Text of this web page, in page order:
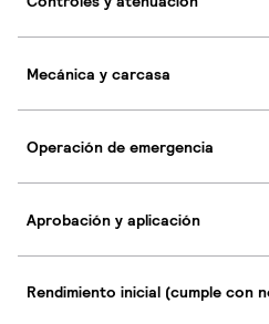
Mecánica y carcasa
Operación de emergencia
Aprobación y aplicación
Rendimiento inicial (cumple con